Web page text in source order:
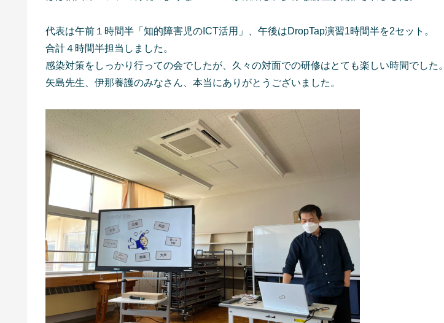
代表は午前１時間半「知的障害児のICT活用」、午後はDropTap演習1時間半を2セット。
合計４時間半担当しました。
感染対策をしっかり行っての会でしたが、久々の対面での研修はとても楽しい時間でした。
矢島先生、伊那養護のみなさん、本当にありがとうございました。